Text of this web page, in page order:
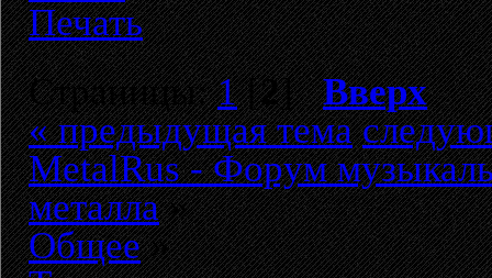
Печать
Страницы:1[2]Вверх
« предыдущая тема
MetalRus - Форум
металла»
Общее»